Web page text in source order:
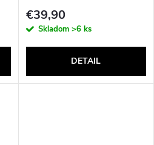
€39,90
Skladom >6 ks
DETAIL